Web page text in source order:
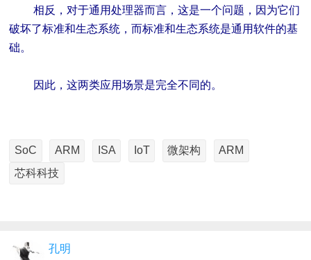
相反，对于通用处理器而言，这是一个问题，因为它们
破坏了标准和生态系统，而标准和生态系统是通用软件的基
础。
因此，这两类应用场景是完全不同的。
SoC ARM ISA IoT 微架构
ARM
芯科科技
孔明